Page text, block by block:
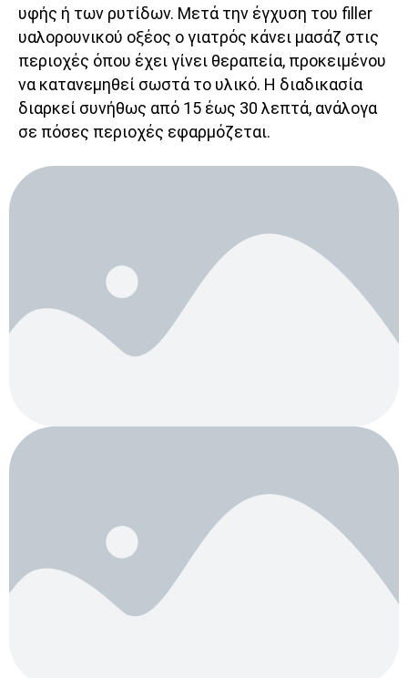
υφής ή των ρυτίδων. Μετά την έγχυση του filler
υαλορουνικού οξέος ο γιατρός κάνει μασάζ στις
περιοχές όπου έχει γίνει θεραπεία, προκειμένου
να κατανεμηθεί σωστά το υλικό. Η διαδικασία
διαρκεί συνήθως από 15 έως 30 λεπτά, ανάλογα
σε πόσες περιοχές εφαρμόζεται.